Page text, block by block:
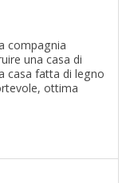
compagnia
una casa di
casa fatta di legno
ottima